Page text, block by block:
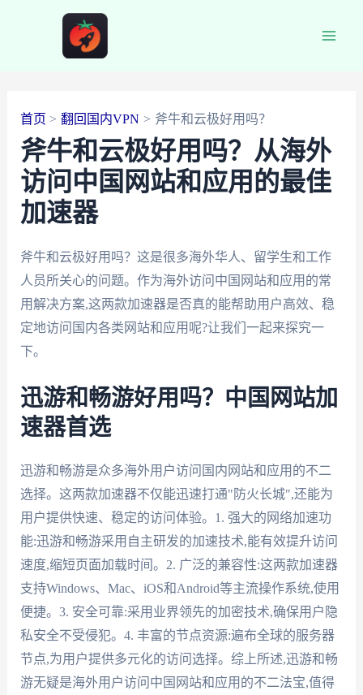
首页 翻回国内VPN 斧牛和云极好用吗？
斧牛和云极好用吗？从海外
访问中国网站和应用的最佳
加速器
斧牛和云极好用吗？这是很多海外华人、留学生和工作
人员所关心的问题。作为海外访问中国网站和应用的常
用解决方案,这两款加速器是否真的能帮助用户高效、稳
定地访问国内各类网站和应用呢?让我们一起来探究一
下。
迅游和畅游好用吗？中国网站加
速器首选
迅游和畅游是众多海外用户访问国内网站和应用的不二
选择。这两款加速器不仅能迅速打通"防火长城",还能为
用户提供快速、稳定的访问体验。1. 强大的网络加速功
能:迅游和畅游采用自主研发的加速技术,能有效提升访问
速度,缩短页面加载时间。2. 广泛的兼容性:这两款加速器
支持Windows、Mac、iOS和Android等主流操作系统,使用
便捷。3. 安全可靠:采用业界领先的加密技术,确保用户隐
私安全不受侵犯。4. 丰富的节点资源:遍布全球的服务器
节点,为用户提供多元化的访问选择。综上所述,迅游和畅
游无疑是海外用户访问中国网站和应用的不二法宝,值得